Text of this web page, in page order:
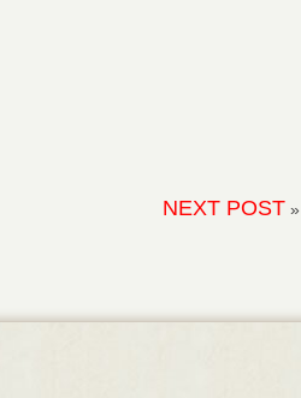
NEXT POST»